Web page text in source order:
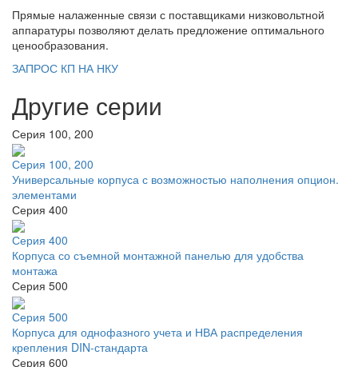
Прямые налаженные связи с поставщиками низковольтной
аппаратуры позволяют делать предложение оптимального
ценообразования.
ЗАПРОС КП НА НКУ
Другие серии
Серия 100, 200
Серия 100, 200
Универсальные корпуса с возможностью наполнения опцион.
элементами
Серия 400
Серия 400
Корпуса со съемной монтажной панелью для удобства
монтажа
Серия 500
Серия 500
Корпуса для однофазного учета и НВА распределения
крепления DIN-стандарта
Серия 600